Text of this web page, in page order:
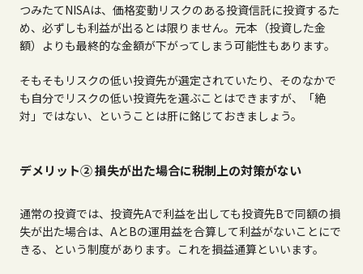
つみたてNISAは、価格変動リスクのある投資信託に投資するた
め、必ずしも利益が出るとは限りません。元本（投資した金
額）よりも最終的な金額が下がってしまう可能性もあります。
そもそもリスクの低い投資先が選定されていたり、そのなかで
も自分でリスクの低い投資先を選ぶことはできますが、「絶
対」ではない、ということは肝に銘じておきましょう。
デメリット② 損失が出た場合に税制上の対策がない
通常の投資では、投資先Aで利益を出しても投資先Bで同額の損
失が出た場合は、 AとBの運用益を合算して利益がないことにで
きる、という制度があります。これを損益通算といいます。